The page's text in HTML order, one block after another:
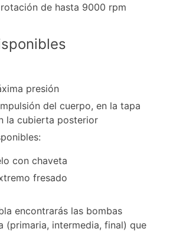
de hasta 9000 rpm
presión
del cuerpo, en la tapa
la cubierta posterior
con chaveta
fresado
encontrarás las bombas
(primaria, intermedia, final) que